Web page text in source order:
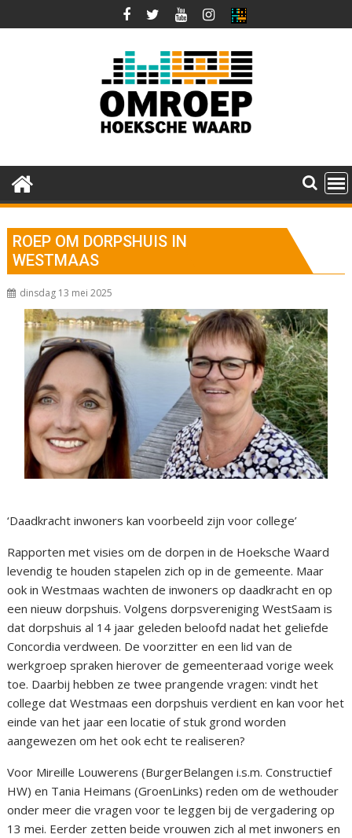
naar
ROEP OM DORPSHUIS IN
WESTMAAS
dinsdag 13 mei 2025
‘Daadkracht inwoners kan voorbeeld zijn voor college’
Rapporten met visies om de dorpen in de Hoeksche Waard
levendig te houden stapelen zich op in de gemeente. Maar
ook in Westmaas wachten de inwoners op daadkracht en op
een nieuw dorpshuis. Volgens dorpsvereniging WestSaam is
dat dorpshuis al 14 jaar geleden beloofd nadat het geliefde
Concordia verdween. De voorzitter en een lid van de
werkgroep spraken hierover de gemeenteraad vorige week
toe. Daarbij hebben ze twee prangende vragen: vindt het
college dat Westmaas een dorpshuis verdient en kan voor het
einde van het jaar een locatie of stuk grond worden
aangewezen om het ook echt te realiseren?
Voor Mireille Louwerens (BurgerBelangen i.s.m. Constructief
HW) en Tania Heimans (GroenLinks) reden om de wethouder
onder meer die vragen voor te leggen bij de vergadering op
13 mei. Eerder zetten beide vrouwen zich al met inwoners en